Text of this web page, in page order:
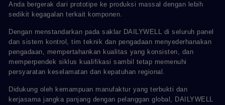
Anda bergerak dari prototipe ke produksi massal dengan lebih
sedikit kegagalan terkait komponen.
Dengan menstandarkan pada saklar DAILYWELL di seluruh panel
dan sistem kontrol, tim teknik dan pengadaan menyederhanakan
pengadaan, mempertahankan kualitas yang konsisten, dan
memperpendek siklus kualifikasi sambil tetap memenuhi
persyaratan keselamatan dan kepatuhan regional.
Didukung oleh kemampuan manufaktur yang terbukti dan
kerjasama jangka panjang dengan pelanggan global, DAILYWELL